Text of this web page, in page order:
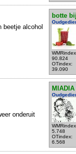
botte
90.824
OTindex:
39.090
beetje alcohol
MIADIA
5.748
OTindex:
6.568
onderuit